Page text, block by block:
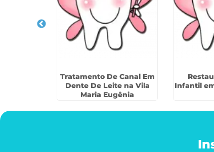
Tratamento De Canal Em
Dente De Leite na Vila
Maria Eugênia
Infantil